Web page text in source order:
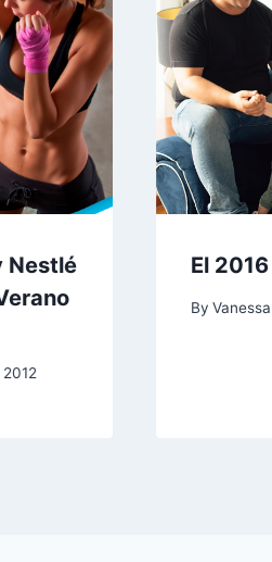
Nestlé
El 2016
By Vanessa